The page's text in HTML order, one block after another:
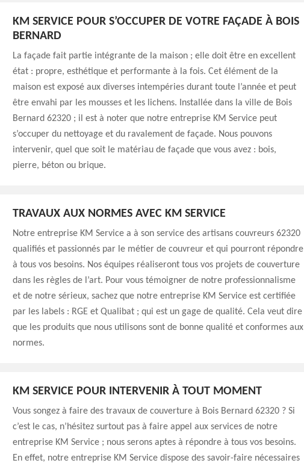
KM SERVICE POUR S’OCCUPER DE VOTRE FAÇADE À BOIS
BERNARD
La façade fait partie intégrante de la maison ; elle doit être en excellent
état : propre, esthétique et performante à la fois. Cet élément de la
maison est exposé aux diverses intempéries durant toute l’année et peut
être envahi par les mousses et les lichens. Installée dans la ville de Bois
Bernard 62320 ; il est à noter que notre entreprise KM Service peut
s’occuper du nettoyage et du ravalement de façade. Nous pouvons
intervenir, quel que soit le matériau de façade que vous avez : bois,
pierre, béton ou brique.
TRAVAUX AUX NORMES AVEC KM SERVICE
Notre entreprise KM Service a à son service des artisans couvreurs 62320
qualifiés et passionnés par le métier de couvreur et qui pourront répondre
à tous vos besoins. Nos équipes réaliseront tous vos projets de couverture
dans les règles de l’art. Pour vous témoigner de notre professionnalisme
et de notre sérieux, sachez que notre entreprise KM Service est certifiée
par les labels : RGE et Qualibat ; qui est un gage de qualité. Cela veut dire
que les produits que nous utilisons sont de bonne qualité et conformes aux
normes.
KM SERVICE POUR INTERVENIR À TOUT MOMENT
Vous songez à faire des travaux de couverture à Bois Bernard 62320 ? Si
c’est le cas, n’hésitez surtout pas à faire appel aux services de notre
entreprise KM Service ; nous serons aptes à répondre à tous vos besoins.
En effet, notre entreprise KM Service dispose des savoir-faire nécessaires